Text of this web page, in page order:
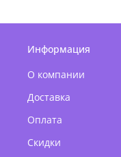
Информация
О компании
Доставка
Оплата
Скидки